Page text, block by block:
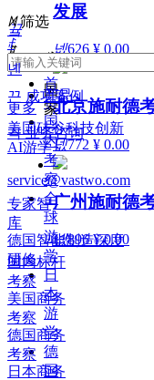
发展
넶626 ¥ 0.00
北京施耐德
넶772 ¥ 0.00
广州施耐德
넶896 ¥ 0.00
끀
ꁲ
首
页
国
内
考
察
全
球
游
学
日
本
游
学
德
国
ꁒ 筛选
ꁕ
国
家
中
美
国
国
ꄙ
产品
녠
끈 成功案例
끅 业务咨询
更多
美国硅谷科技创新
AI游学
service@vastwo.com
专家智
库
德国智能制造深度
研修
国内标杆
考察
美国商务
考察
德国商务
考察
日本商务